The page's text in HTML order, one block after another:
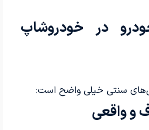
در خودروشاپ
سنتی خیلی واضح است: